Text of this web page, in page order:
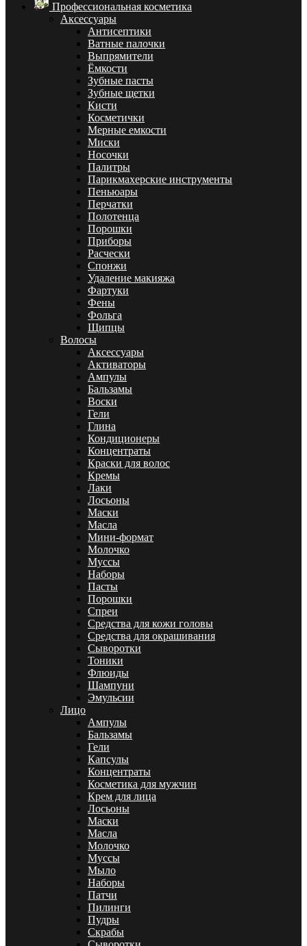
Профессиональная косметика
Аксессуары
Антисептики
Ватные палочки
Выпрямители
Ёмкости
Зубные пасты
Зубные щетки
Кисти
Косметички
Мерные емкости
Миски
Носочки
Палитры
Парикмахерские инструменты
Пеньюары
Перчатки
Полотенца
Порошки
Приборы
Расчески
Спонжи
Удаление макияжа
Фартуки
Фены
Фольга
Щипцы
Волосы
Аксессуары
Активаторы
Ампулы
Бальзамы
Воски
Гели
Глина
Кондиционеры
Концентраты
Краски для волос
Кремы
Лаки
Лосьоны
Маски
Масла
Мини-формат
Молочко
Муссы
Наборы
Пасты
Порошки
Спреи
Средства для кожи головы
Средства для окрашивания
Сыворотки
Тоники
Флюиды
Шампуни
Эмульсии
Лицо
Ампулы
Бальзамы
Гели
Капсулы
Концентраты
Косметика для мужчин
Крем для лица
Лосьоны
Маски
Масла
Молочко
Муссы
Мыло
Наборы
Патчи
Пилинги
Пудры
Скрабы